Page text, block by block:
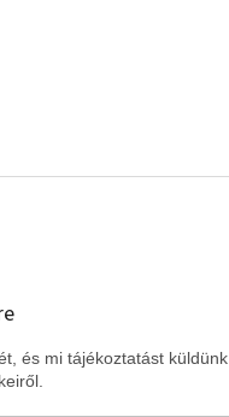
és mi tájékoztatást küldünk